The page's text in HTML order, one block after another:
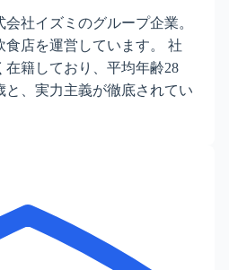
社イズミのグループ企業。
店を運営しています。 社
在籍しており、平均年齢28
と、実力主義が徹底されてい